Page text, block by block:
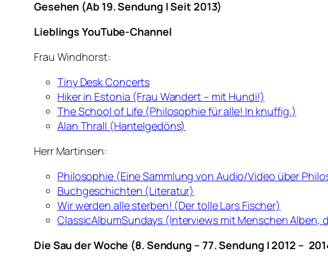
Gesehen (Ab 19. Sendung | Seit 2013)
Lieblings YouTube-Channel
Frau Windhorst:
Tiny Desk Concerts
Hiker in Estonia (Frau Wandert – mit Hundi!)
The School of Life (Philosophie für alle! In knuffig.)
Alan Thrall (Hantelgedöns)
Herr Martinsen:
Philosophie (Eine Sammlung von Audio/Video über
Buchgeschichten (Literatur)
Wir werden alle sterben! (Der tolle Lars Fischer)
ClassicAlbumSundays (Interviews mit Menschen
Die Sau der Woche (8. Sendung – 77. Sendung | 2012 –